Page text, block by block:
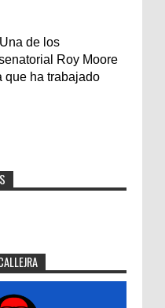
de los
Roy Moore
que ha trabajado